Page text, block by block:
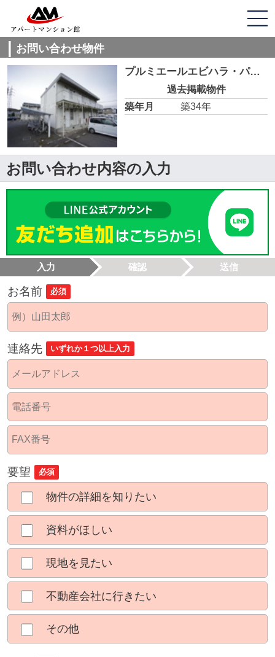
お問い合わせ物件
プルミエールエビハラ・パーソンズB 102
過去掲載物件
築年月
築34年
お問い合わせ内容の入力
入力 確認 送信
お名前 必須
連絡先 いずれか１つ以上入力
要望 必須
物件の詳細を知りたい
資料がほしい
現地を見たい
不動産会社に行きたい
その他